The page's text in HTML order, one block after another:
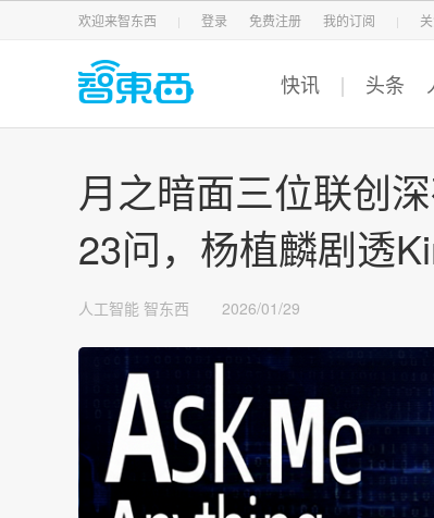
欢迎来智东西 登录 免费注册 我的订阅
智东西 车东西 芯东西
快讯 头条
月之暗面三位联创
23问，杨植麟剧透
人工智能 智东西 2026/01/29